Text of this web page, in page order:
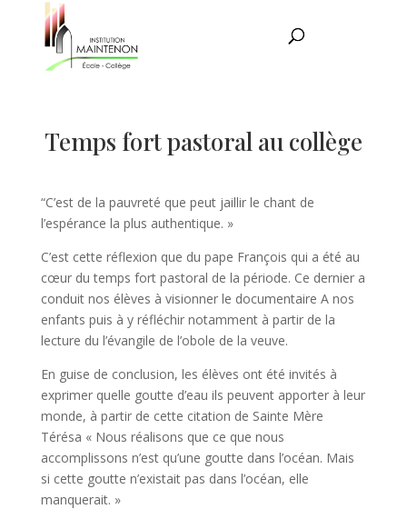
Temps fort pastoral au collège
“C’est de la pauvreté que peut jaillir le chant de
l’espérance la plus authentique. »
C’est cette réflexion que du pape François qui a été au
cœur du temps fort pastoral de la période. Ce dernier a
conduit nos élèves à visionner le documentaire A nos
enfants puis à y réfléchir notamment à partir de la
lecture du l’évangile de l’obole de la veuve.
En guise de conclusion, les élèves ont été invités à
exprimer quelle goutte d’eau ils peuvent apporter à leur
monde, à partir de cette citation de Sainte Mère
Térésa « Nous réalisons que ce que nous
accomplissons n’est qu’une goutte dans l’océan. Mais
si cette goutte n’existait pas dans l’océan, elle
manquerait. »